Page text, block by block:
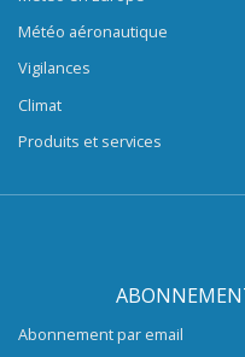
Météo aéronautique
Vigilances
Climat
Produits et services
Abonnement par email